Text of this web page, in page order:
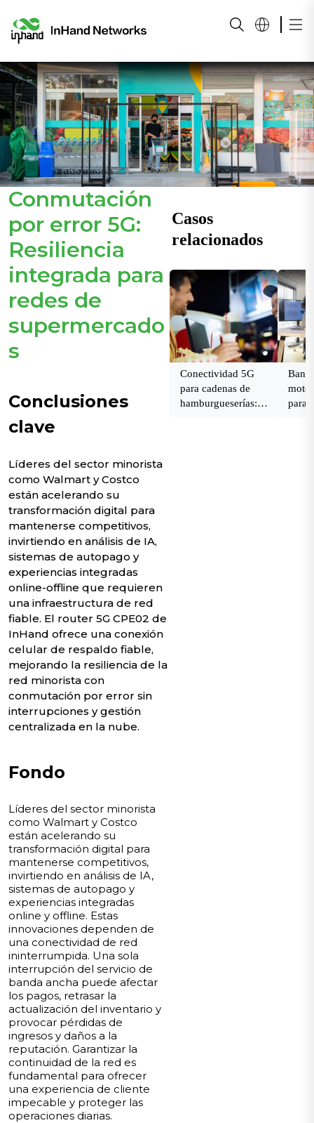
Conmutación
por error 5G:
Resiliencia
integrada para
redes de
supermercado
s
Conclusiones
clave
Líderes del sector minorista
como Walmart y Costco
están acelerando su
transformación digital para
mantenerse competitivos,
invirtiendo en análisis de IA,
sistemas de autopago y
experiencias integradas
online-offline que requieren
una infraestructura de red
fiable. El router 5G CPE02 de
InHand ofrece una conexión
celular de respaldo fiable,
mejorando la resiliencia de la
red minorista con
conmutación por error sin
interrupciones y gestión
centralizada en la nube.
Fondo
Líderes del sector minorista
como Walmart y Costco
están acelerando su
transformación digital para
mantenerse competitivos,
invirtiendo en análisis de IA,
sistemas de autopago y
experiencias integradas
online y offline. Estas
innovaciones dependen de
una conectividad de red
ininterrumpida. Una sola
interrupción del servicio de
banda ancha puede afectar
los pagos, retrasar la
actualización del inventario y
provocar pérdidas de
ingresos y daños a la
reputación. Garantizar la
continuidad de la red es
fundamental para ofrecer
una experiencia de cliente
impecable y proteger las
operaciones diarias.
Casos
relacionados
Conectividad 5G
para cadenas de
hamburgueserías:
para